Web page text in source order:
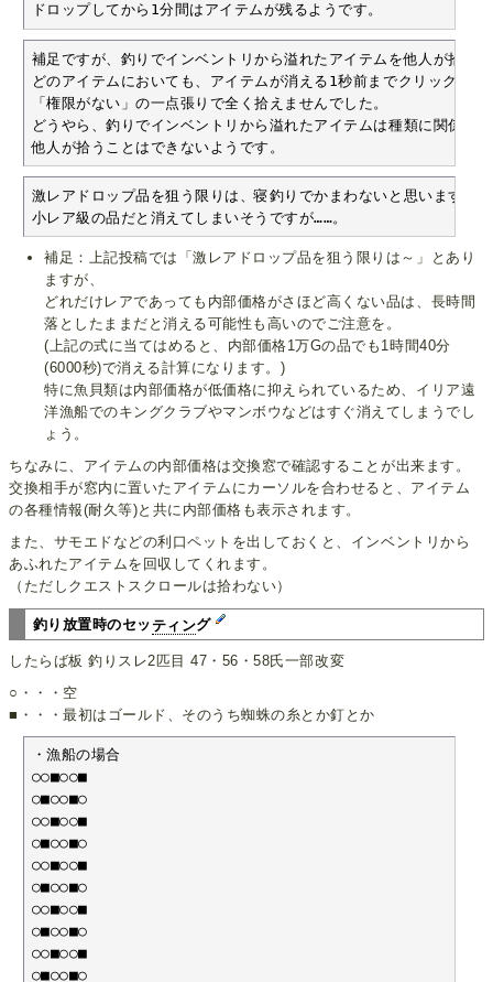
ドロップしてから1分間はアイテムが残るようです。
補足ですが、釣りでインベントリから溢れたアイテムを他人が拾う
どのアイテムにおいても、アイテムが消える1秒前までクリック連
「権限がない」の一点張りで全く拾えませんでした。
どうやら、釣りでインベントリから溢れたアイテムは種類に関係なく
他人が拾うことはできないようです。
激レアドロップ品を狙う限りは、寝釣りでかまわないと思います。
小レア級の品だと消えてしまいそうですが……。
補足：上記投稿では「激レアドロップ品を狙う限りは～」とあり
ますが、
どれだけレアであっても内部価格がさほど高くない品は、長時間
落としたままだと消える可能性も高いのでご注意を。
(上記の式に当てはめると、内部価格1万Gの品でも1時間40分
(6000秒)で消える計算になります。)
特に魚貝類は内部価格が低価格に抑えられているため、イリア遠
洋漁船でのキングクラブやマンボウなどはすぐ消えてしまうでし
ょう。
ちなみに、アイテムの内部価格は交換窓で確認することが出来ます。
交換相手が窓内に置いたアイテムにカーソルを合わせると、アイテム
の各種情報(耐久等)と共に内部価格も表示されます。
また、サモエドなどの利口ペットを出しておくと、インベントリから
あふれたアイテムを回収してくれます。
（ただしクエストスクロールは拾わない）
釣り放置時のセッティング
したらば板 釣りスレ2匹目 47・56・58氏一部改変
○・・・空
■・・・最初はゴールド、そのうち蜘蛛の糸とか釘とか
・漁船の場合
○○■○○■
○■○○■○
○○■○○■
○■○○■○
○○■○○■
○■○○■○
○○■○○■
○■○○■○
○○■○○■
○■○○■○